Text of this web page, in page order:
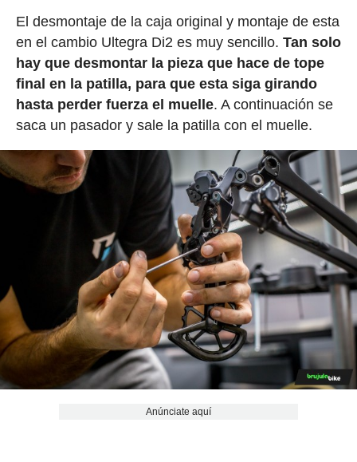
El desmontaje de la caja original y montaje de esta
en el cambio Ultegra Di2 es muy sencillo. Tan solo
hay que desmontar la pieza que hace de tope
final en la patilla, para que esta siga girando
hasta perder fuerza el muelle. A continuación se
saca un pasador y sale la patilla con el muelle.
Anúnciate aquí